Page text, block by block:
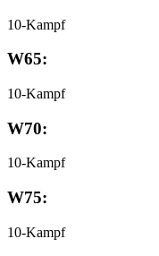
10-Kampf
W65:
10-Kampf
W70:
10-Kampf
W75:
10-Kampf